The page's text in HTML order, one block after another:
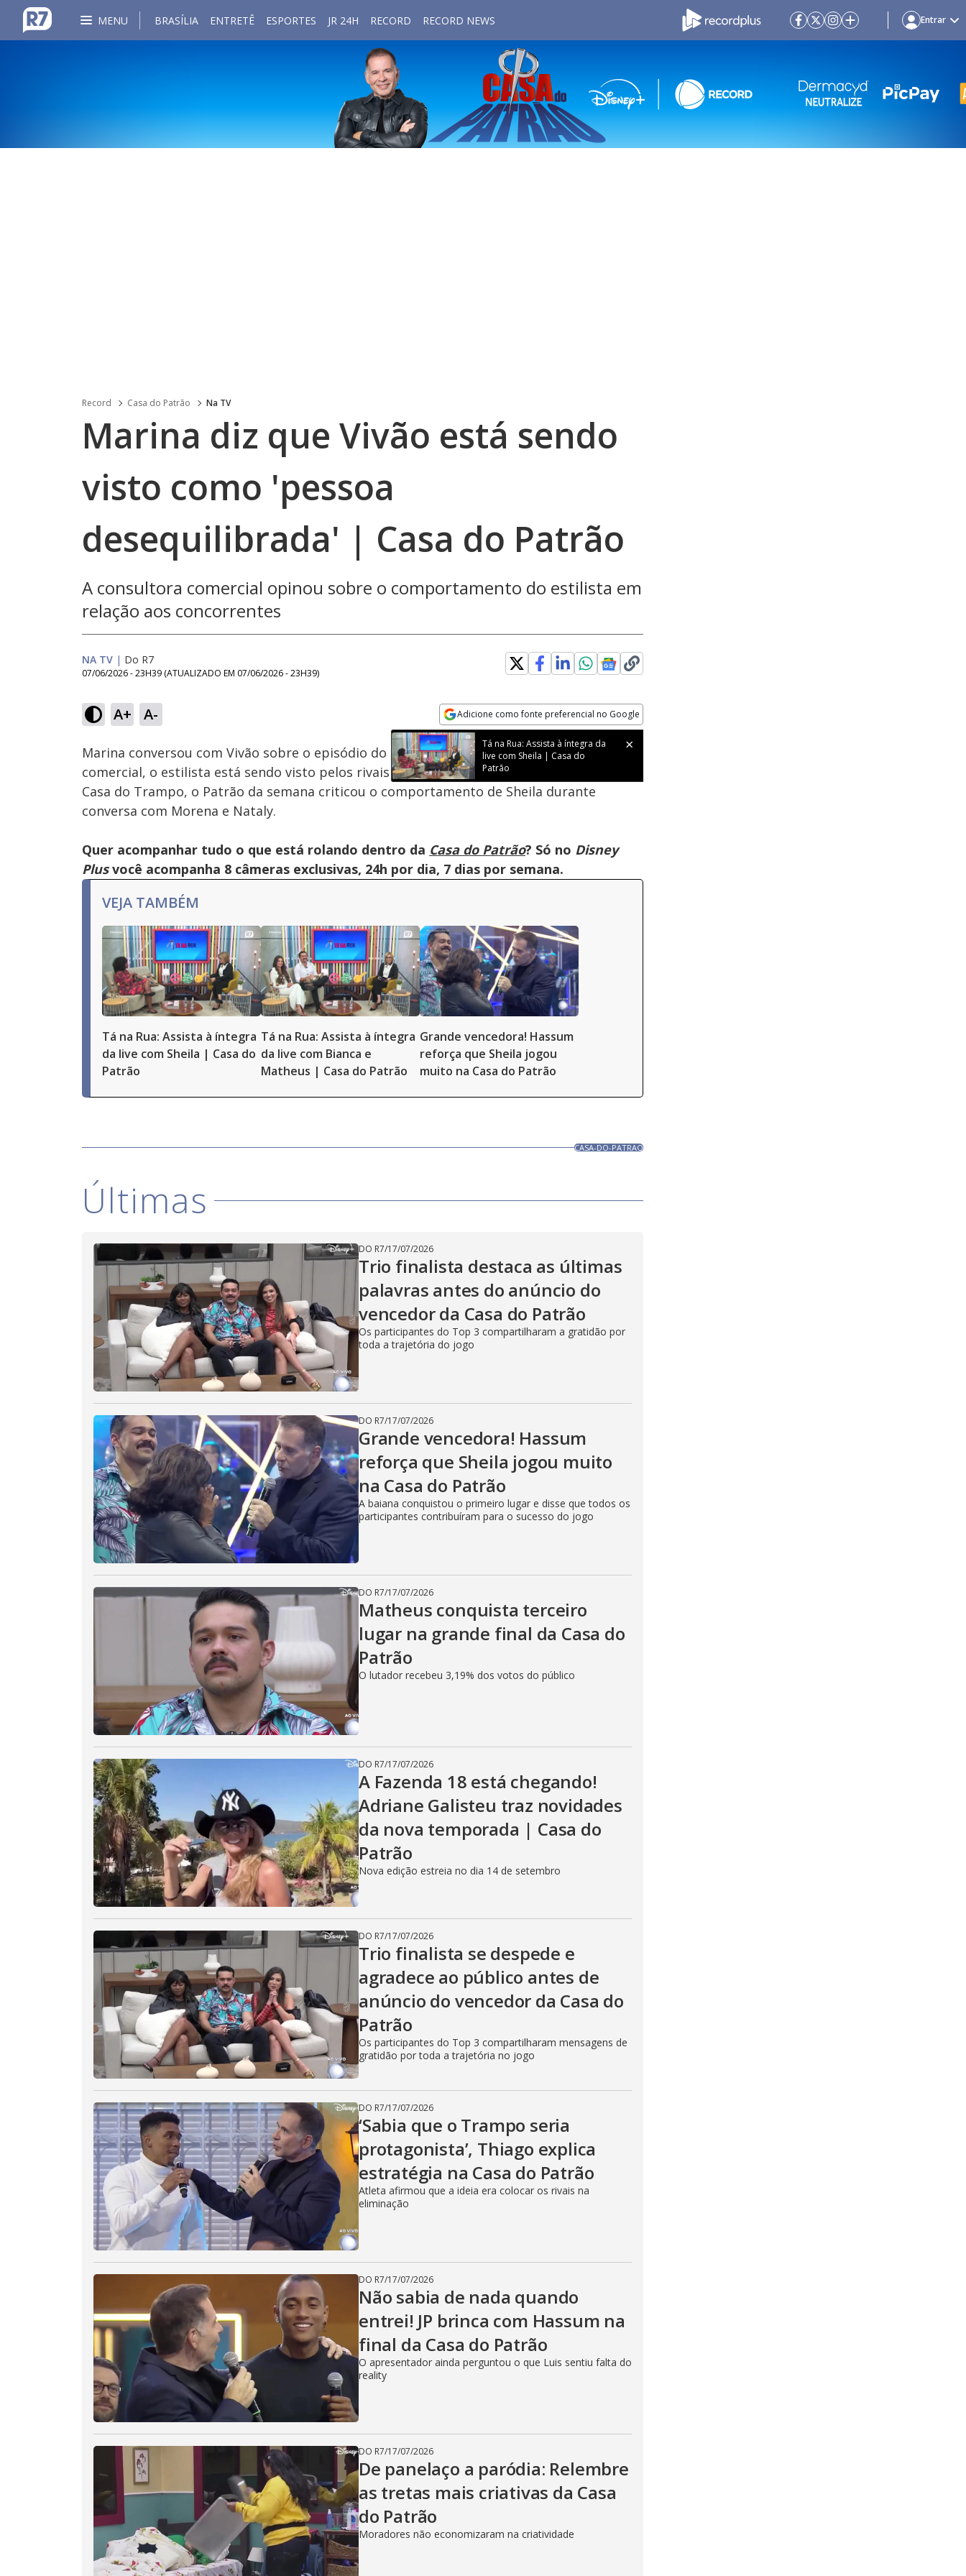
MENU BRASÍLIA ENTRETÊ ESPORTES JR 24H RECORD RECORD NEWS Entrar
Record Casa do Patrão Na TV
Marina diz que Vivão está sendo
visto como 'pessoa
desequilibrada' | Casa do Patrão
A consultora comercial opinou sobre o comportamento do estilista em
relação aos concorrentes
NA TV | Do R7
07/06/2026 - 23H39 (ATUALIZADO EM 07/06/2026 - 23H39)
A+ A- Adicione como fonte preferencial no Google
Opens in new window
Ativar
Som
Velocidade
Marina conversou com Vivão sobre o episódio do panelaço. Segundo a consultora
comercial, o estilista está sendo visto pelos rivais como "uma pessoa desequilibrada". Na
Casa do Trampo, o Patrão da semana criticou o comportamento de Sheila durante
conversa com Morena e Nataly.
Quer acompanhar tudo o que está rolando dentro da Casa do Patrão? Só no Disney
Plusvocê acompanha 8 câmeras exclusivas, 24h por dia, 7 dias por semana.
VEJA TAMBÉM
Tá na Rua: Assista à íntegra
da live com Sheila | Casa do
Patrão
Tá na Rua: Assista à íntegra
da live com Bianca e
Matheus | Casa do Patrão
Grande vencedora! Hassum
reforça que Sheila jogou
muito na Casa do Patrão
CASA-DO-PATRAO
Últimas
DO R7/17/07/2026
Trio finalista destaca as últimas
palavras antes do anúncio do
vencedor da Casa do Patrão
Os participantes do Top 3 compartilharam a gratidão por
toda a trajetória do jogo
DO R7/17/07/2026
Grande vencedora! Hassum
reforça que Sheila jogou muito
na Casa do Patrão
A baiana conquistou o primeiro lugar e disse que todos os
participantes contribuíram para o sucesso do jogo
DO R7/17/07/2026
Matheus conquista terceiro
lugar na grande final da Casa do
Patrão
O lutador recebeu 3,19% dos votos do público
DO R7/17/07/2026
A Fazenda 18 está chegando!
Adriane Galisteu traz novidades
da nova temporada | Casa do
Patrão
Nova edição estreia no dia 14 de setembro
DO R7/17/07/2026
Trio finalista se despede e
agradece ao público antes de
anúncio do vencedor da Casa do
Patrão
Os participantes do Top 3 compartilharam mensagens de
gratidão por toda a trajetória no jogo
DO R7/17/07/2026
‘Sabia que o Trampo seria
protagonista’, Thiago explica
estratégia na Casa do Patrão
Atleta afirmou que a ideia era colocar os rivais na
eliminação
DO R7/17/07/2026
Não sabia de nada quando
entrei! JP brinca com Hassum na
final da Casa do Patrão
O apresentador ainda perguntou o que Luis sentiu falta do
reality
DO R7/17/07/2026
De panelaço a paródia: Relembre
as tretas mais criativas da Casa
do Patrão
Moradores não economizaram na criatividade